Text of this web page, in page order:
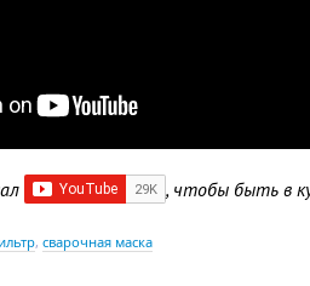
, чтобы быть в
, сварочная маска